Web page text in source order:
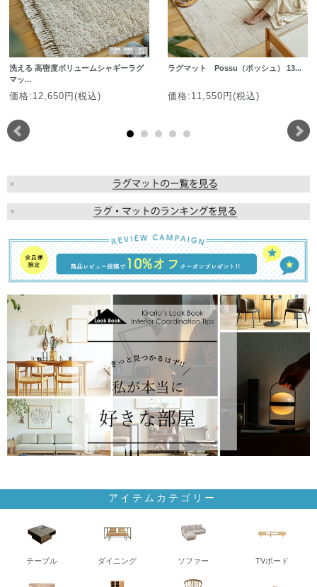
洗える 高密度ボリュームシャギーラグ
マッ...
価格:12,650円(税込)
ラグマット Possu（ポッシュ） 13...
価格:11,550円(税込)
アイテムカテゴリー
テーブル ダイニング ソファー TVボード